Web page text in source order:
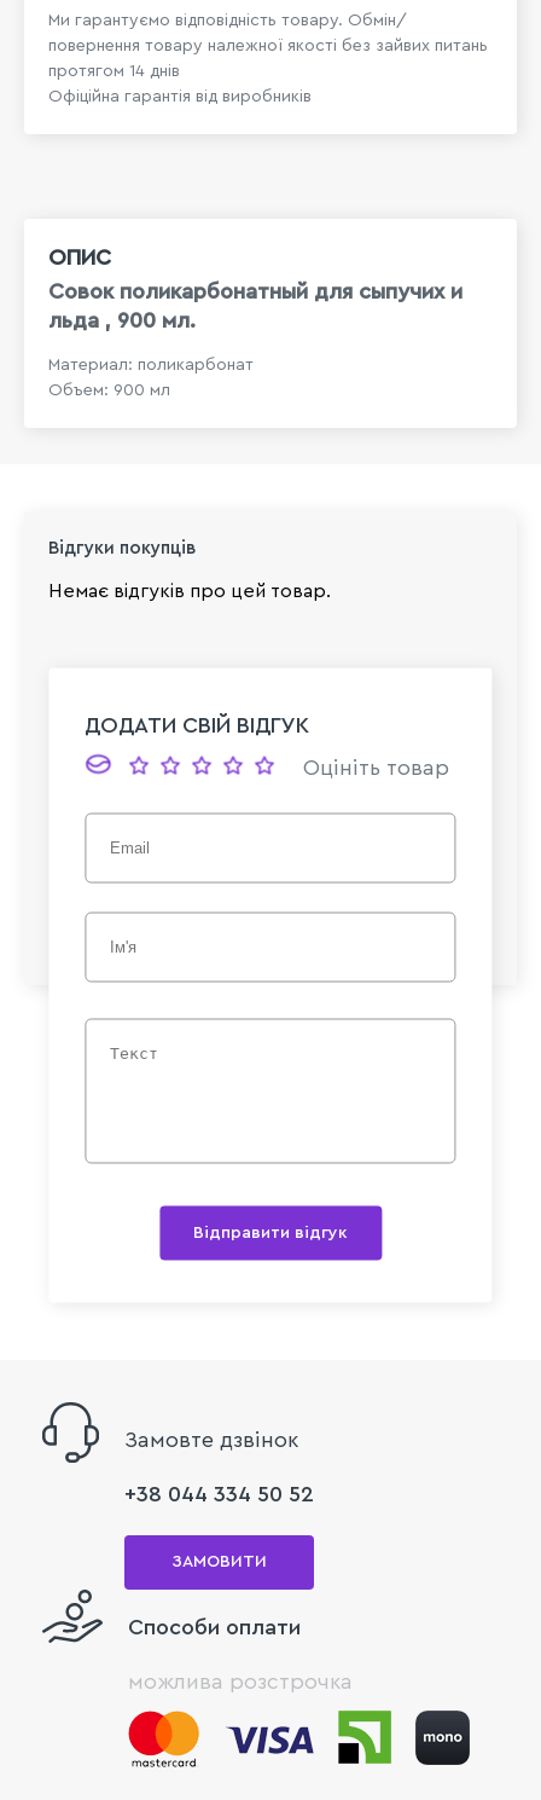
Ми гарантуємо відповідність товару. Обмін/
повернення товару належної якості без зайвих питань
протягом 14 днів
Офіційна гарантія від виробників
ОПИС
Совок поликарбонатный для сыпучих и
льда , 900 мл.
Материал: поликарбонат
Объем: 900 мл
Відгуки покупців
Немає відгуків про цей товар.
ДОДАТИ СВІЙ ВІДГУК
Оцініть товар
Відправити відгук
Замовте дзвінок
+38 044 334 50 52
ЗАМОВИТИ
Способи оплати
можлива розстрочка